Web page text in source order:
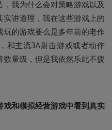
我为什么会对策略游戏以及
讲道理，我在这些游戏上的
的游戏要么是多年前的老作
和主流3A射击游戏或者动作
量级，但是我依然乐此不疲
和模拟经营游戏中看到真实